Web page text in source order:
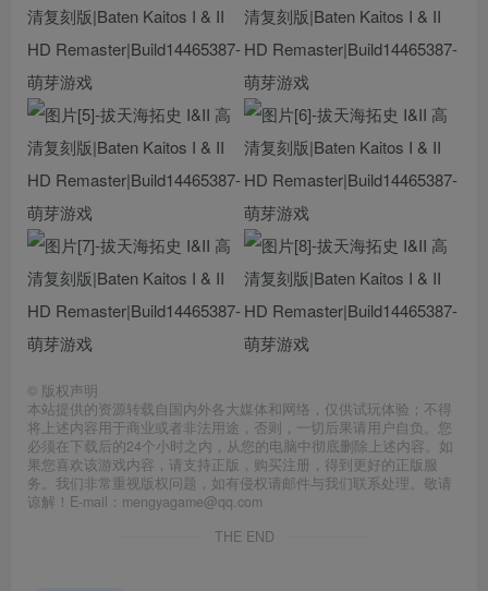
© 版权声明
本站提供的资源转载自国内外各大媒体和网络，仅供试玩体验；不得
将上述内容用于商业或者非法用途，否则，一切后果请用户自负。您
必须在下载后的24个小时之内，从您的电脑中彻底删除上述内容。如
果您喜欢该游戏内容，请支持正版，购买注册，得到更好的正版服
务。我们非常重视版权问题，如有侵权请邮件与我们联系处理。敬请
谅解！E-mail：mengyagame@qq.com
THE END